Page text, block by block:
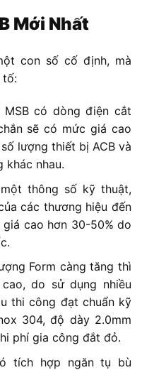
Mới Nhất
con số cố định, mà
tố:
MSB có dòng điện cắt
sẽ có mức giá cao
lượng thiết bị ACB và
khác nhau.
thông số kỹ thuật,
các thương hiệu đến
cao hơn 30-50% do
Form càng tăng thì
do sử dụng nhiều
thi công đạt chuẩn kỹ
304, độ dày 2.0mm
phí gia công đắt đỏ.
tích hợp ngăn tụ bù